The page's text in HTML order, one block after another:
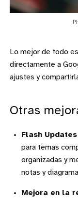
Lo mejor de todo
directamente a
ajustes y
Otras
Flash
para temas
organizadas y
notas y
Mejora en la